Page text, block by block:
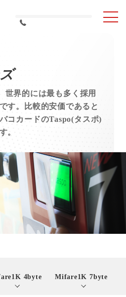
ス活⽤事例
ナ
界的には最も多く採用
す。比較的安価であると
コカードのTaspo(タスポ)
。
4byte Mifare1K 7byte